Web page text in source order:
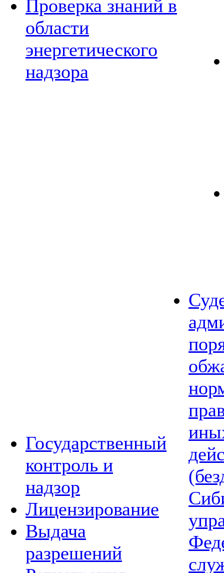
Проверка знаний в
области
энергетического
надзора
Государственный
контроль и
надзор
Лицензирование
Выдача
разрешений